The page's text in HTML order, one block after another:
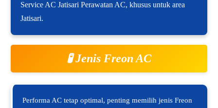
Service AC Jatisari Perawatan AC, khusus untuk area
Jatisari.
🧪 Jenis Freon AC
Performa AC tetap optimal, penting memilih jenis Freon